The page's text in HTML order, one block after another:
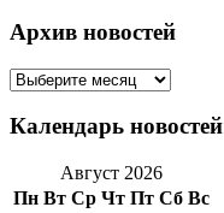
Архив новостей
Архив
Календарь новостей
Август 2026
Пн Вт Ср Чт Пт Сб Вс